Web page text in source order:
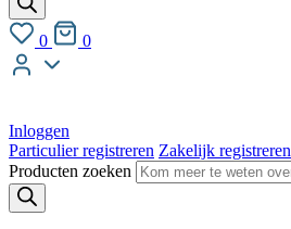
0 0
Inloggen
Particulier registreren Zakelijk registreren
Producten zoeken